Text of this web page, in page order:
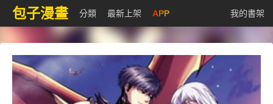
包子漫畫 分類 最新上架 APP 我的書架